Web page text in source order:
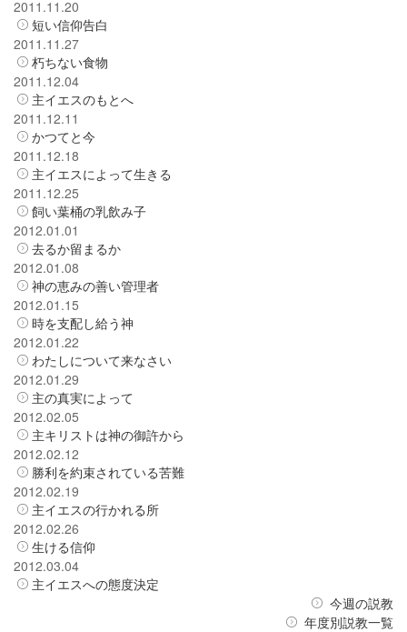
2011.11.20
短い信仰告白
2011.11.27
朽ちない食物
2011.12.04
主イエスのもとへ
2011.12.11
かつてと今
2011.12.18
主イエスによって生きる
2011.12.25
飼い葉桶の乳飲み子
2012.01.01
去るか留まるか
2012.01.08
神の恵みの善い管理者
2012.01.15
時を支配し給う神
2012.01.22
わたしについて来なさい
2012.01.29
主の真実によって
2012.02.05
主キリストは神の御許から
2012.02.12
勝利を約束されている苦難
2012.02.19
主イエスの行かれる所
2012.02.26
生ける信仰
2012.03.04
主イエスへの態度決定
今週の説教
年度別説教一覧